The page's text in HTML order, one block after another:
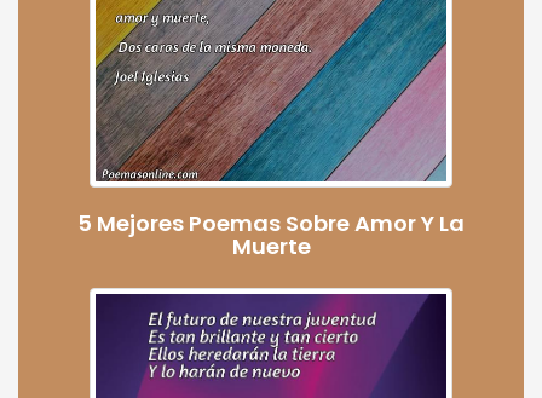
5 Mejores Poemas Sobre Amor Y La
Muerte